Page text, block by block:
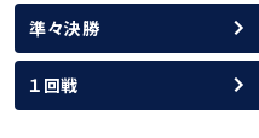
準々決勝
１回戦